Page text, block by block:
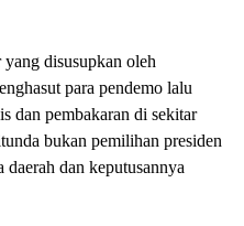
disusupkan oleh
para pendemo lalu
dan pembakaran di sekitar
bukan pemilihan presiden
dan keputusannya